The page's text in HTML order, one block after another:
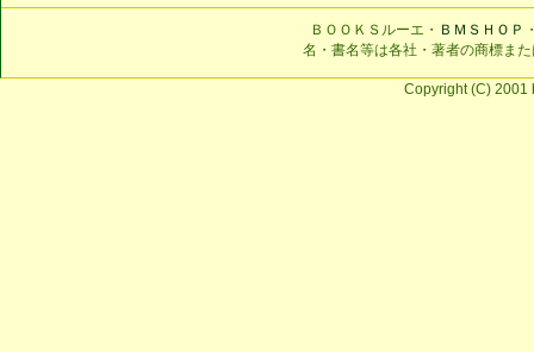
ＢＯＯＫＳルーエ・ ＢＭＳＨＯＰ
名・書名等は各社・著者の商標ま
Copyright (C) 2001